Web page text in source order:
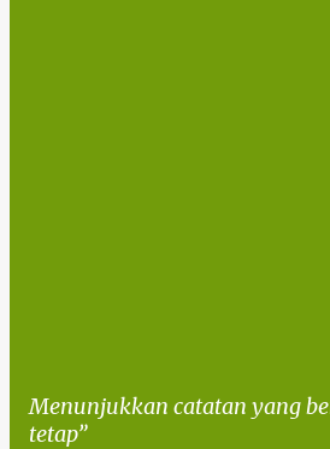
Menunjukkan catatan yang
tetap